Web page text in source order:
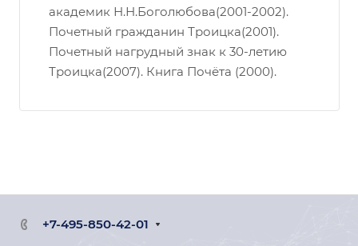
академик Н.Н.Боголюбова(2001-2002).
Почетный гражданин Троицка(2001).
Почетный нагрудный знак к 30-летию
Троицка(2007). Книга Почёта (2000).
+7-495-850-42-01